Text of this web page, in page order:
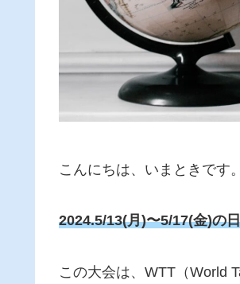
こんにちは、いまときです。
2024.5/13(月)〜5/17(金)の
この大会は、WTT（World